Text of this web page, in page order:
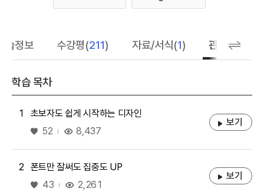
좋아요
습정보 수강평(211) 자료/서식(1) 관련 추천 학
학습 목차
1
초보자도 쉽게 시작하는 디자인
좋아요
52 8,437
보기
2
폰트만 잘써도 집중도 UP
좋아요
43 2,261
보기